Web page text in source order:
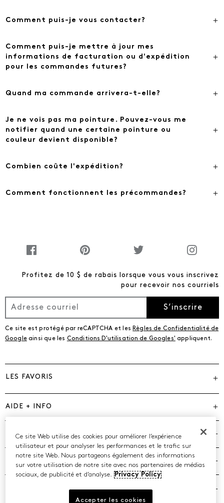
Comment puis-je vous contacter?
Comment puis-je mettre à jour mes
informations de facturation ou d'expédition
pour les commandes futures?
Quand ma commande arrivera-t-elle?
Je ne vois pas ma pointure. Pouvez-vous me
notifier quand une certaine pointure ou
couleur devient disponible?
Combien coûte l'expédition?
Comment fonctionnent les précommandes?
Profitez de 10 $ de rabais lorsque vous vous inscrivez
pour recevoir nos courriels
S’inscrire
Ce site est protégé par reCAPTCHA et les Règles de Confidentialité de
Googleainsi que les Conditions D'utilisation de Googles' appliquent.
LES FAVORIS
AIDE + INFO
MARQUES
Ce site Web utilise des cookies pour améliorer l’expérience
utilisateur et pour analyser les performances et le trafic sur
notre site Web. Nous partageons également des informations
sur votre utilisation de notre site avec nos partenaires de médias
sociaux, de publicité et d’analyse. Privacy Policy
Accepter les cookies